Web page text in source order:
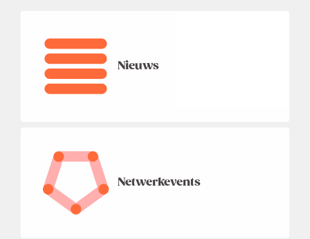
Nieuws
Netwerkevents